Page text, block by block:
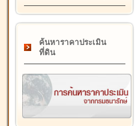
ค้นหาราคาประเมิน
ที่ดิน